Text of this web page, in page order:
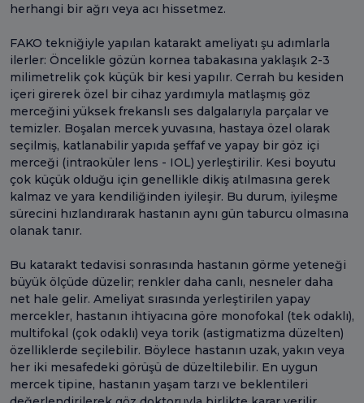
herhangi bir ağrı veya acı hissetmez.
FAKO tekniğiyle yapılan katarakt ameliyatı şu adımlarla
ilerler: Öncelikle gözün kornea tabakasına yaklaşık 2-3
milimetrelik çok küçük bir kesi yapılır. Cerrah bu kesiden
içeri girerek özel bir cihaz yardımıyla matlaşmış göz
merceğini yüksek frekanslı ses dalgalarıyla parçalar ve
temizler. Boşalan mercek yuvasına, hastaya özel olarak
seçilmiş, katlanabilir yapıda şeffaf ve yapay bir göz içi
merceği (intraoküler lens - IOL) yerleştirilir. Kesi boyutu
çok küçük olduğu için genellikle dikiş atılmasına gerek
kalmaz ve yara kendiliğinden iyileşir. Bu durum, iyileşme
sürecini hızlandırarak hastanın aynı gün taburcu olmasına
olanak tanır.
Bu katarakt tedavisi sonrasında hastanın görme yeteneği
büyük ölçüde düzelir; renkler daha canlı, nesneler daha
net hale gelir. Ameliyat sırasında yerleştirilen yapay
mercekler, hastanın ihtiyacına göre monofokal (tek odaklı),
multifokal (çok odaklı) veya torik (astigmatizma düzelten)
özelliklerde seçilebilir. Böylece hastanın uzak, yakın veya
her iki mesafedeki görüşü de düzeltilebilir. En uygun
mercek tipine, hastanın yaşam tarzı ve beklentileri